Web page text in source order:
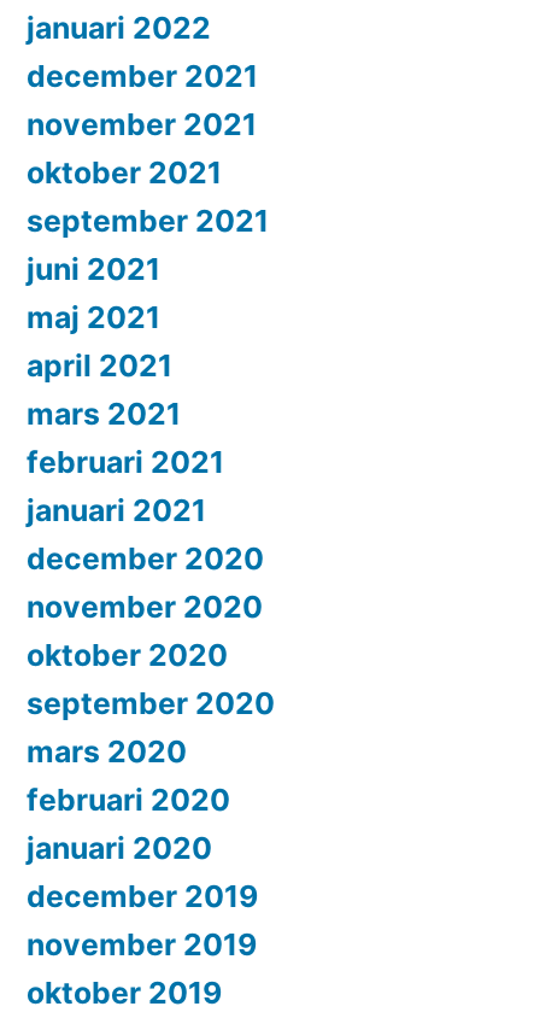
januari 2022
december 2021
november 2021
oktober 2021
september 2021
juni 2021
maj 2021
april 2021
mars 2021
februari 2021
januari 2021
december 2020
november 2020
oktober 2020
september 2020
mars 2020
februari 2020
januari 2020
december 2019
november 2019
oktober 2019